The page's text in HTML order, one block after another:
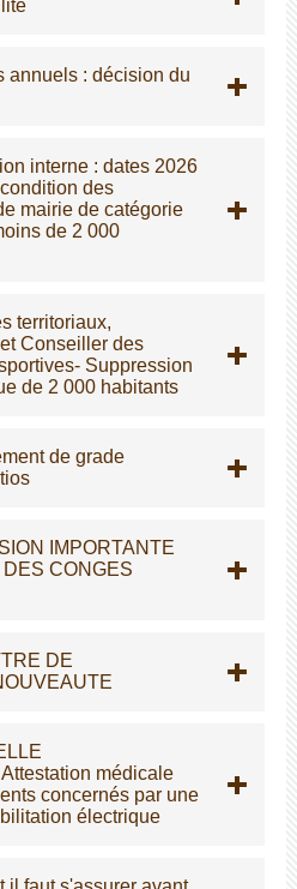
annuels : décision du
interne : dates 2026
des
mairie de catégorie
de 2 000
territoriaux,
Conseiller des
Suppression
de 2 000 habitants
de grade
IMPORTANTE
CONGES
DE
médicale
concernés par une
électrique